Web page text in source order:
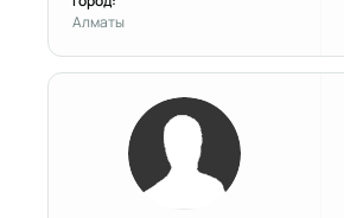
Алматы